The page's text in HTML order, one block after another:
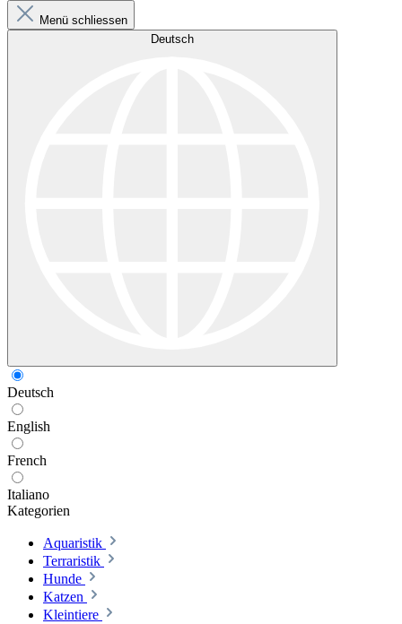
Menü schliessen
Deutsch
Deutsch
English
French
Italiano
Kategorien
Aquaristik
Terraristik
Hunde
Katzen
Kleintiere